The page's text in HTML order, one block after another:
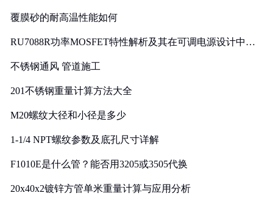
覆膜砂的耐高温性能如何
RU7088R功率MOSFET特性解析及其在可调电源设计中的
不锈钢通风 管道施工
201不锈钢重量计算方法大全
M20螺纹大径和小径是多少
1-1/4 NPT螺纹参数及底孔尺寸详解
F1010E是什么管？能否用3205或3505代换
20x40x2镀锌方管单米重量计算与应用分析